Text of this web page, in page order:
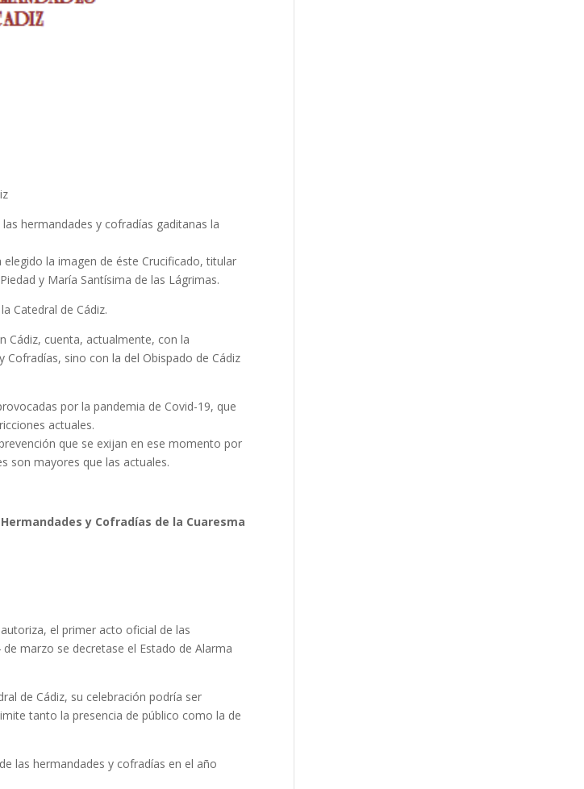
hermandades y cofradías gaditanas la
la imagen de éste Crucificado, titular
y María Santísima de las Lágrimas.
Catedral de Cádiz.
Cádiz, cuenta, actualmente, con la
sino con la del Obispado de Cádiz
por la pandemia de Covid-19, que
actuales.
que se exijan en ese momento por
son mayores que las actuales.
y Cofradías de la Cuaresma
el primer acto oficial de las
marzo se decretase el Estado de Alarma
de Cádiz, su celebración podría ser
tanto la presencia de público como la de
las hermandades y cofradías en el año